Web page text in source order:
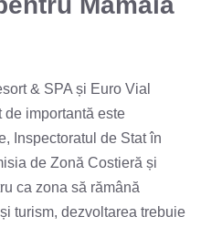
& SPA și Euro Vial
de importantă este
Inspectoratul de Stat în
de Zonă Costieră și
ca zona să rămână
turism, dezvoltarea trebuie